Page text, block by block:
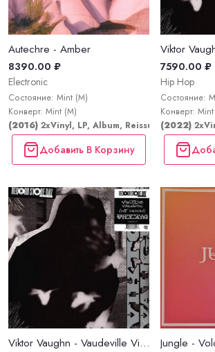
Autechre - Amber
8390.00 ₽
Electronic
Состояние: Mint (M)
Конверт: Mint (M)
(2016) 2xVinyl, LP, Album, Reissue, Repress
Добавить В Корзину
7590.00 ₽
Hip Hop
Состояние:
Конверт:
(2022)
Viktor Vaughn - Vaudeville Villain Jungle -